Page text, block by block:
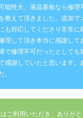
能性大、液晶基板なら修理
教えて頂きました。追加で
も対応してくださり非常に
理して頂き本当に感謝して
で修理不可だったとしても
感謝していたと思います。
。
ご利用いただき、ありが